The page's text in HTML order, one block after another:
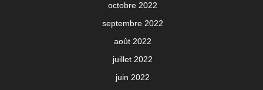
octobre 2022
septembre 2022
août 2022
juillet 2022
juin 2022